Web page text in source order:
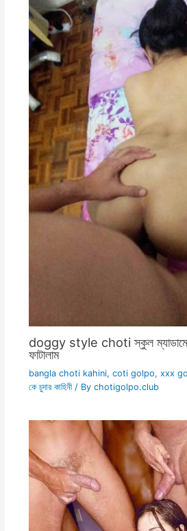
doggy style choti স্কুল ম্যাডামের
ফাটালাম
bangla choti kahini, coti golpo, xxx
কে চুদার কাহিনী/ By chotigolpo.club